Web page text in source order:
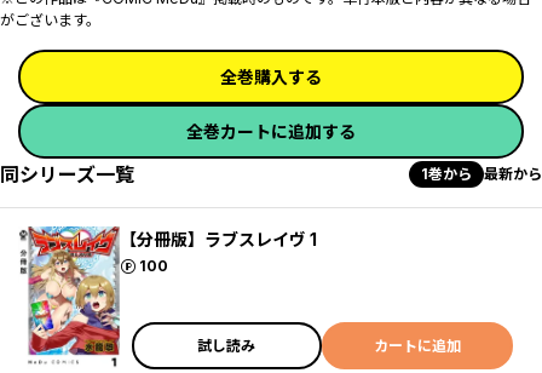
がございます。
全巻購入する
全巻カートに追加する
同シリーズ一覧 1巻から 最新から
【分冊版】ラブスレイヴ 1
100
ポイント
試し読み カートに追加